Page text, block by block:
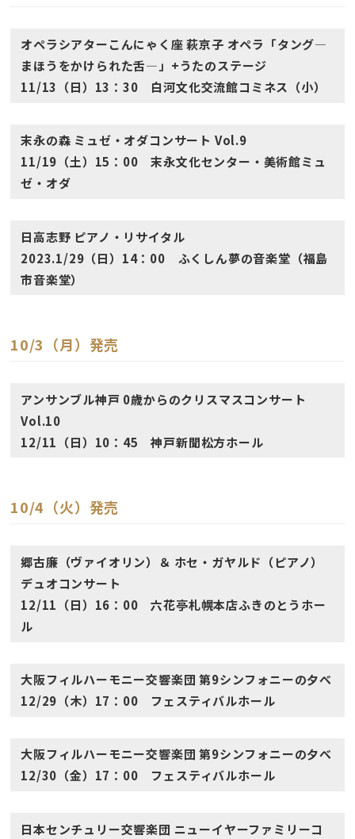
オペラシアターこんにゃく座 萩京子 オペラ「タング―
まほうをかけられた舌―」+うたのステージ
11/13（日）13：30 白河文化交流館コミネス（小）
末永の森 ミュゼ・オダコンサート Vol.9
11/19（土）15：00 末永文化センター・美術館ミュ
ゼ・オダ
日高志野 ピアノ・リサイタル
2023.1/29（日）14：00 ふくしん夢の音楽堂（福島
市音楽堂）
10/3（月）発売
アンサンブル神戸 0歳からのクリスマスコンサート
Vol.10
12/11（日）10：45 神戸新聞松方ホール
10/4（火）発売
郷古廉（ヴァイオリン）＆ ホセ・ガヤルド（ピアノ）
デュオコンサート
12/11（日）16：00 六花亭札幌本店ふきのとうホー
ル
大阪フィルハーモニー交響楽団 第9シンフォニーの夕べ
12/29（木）17：00 フェスティバルホール
大阪フィルハーモニー交響楽団 第9シンフォニーの夕べ
12/30（金）17：00 フェスティバルホール
日本センチュリー交響楽団 ニューイヤーファミリーコ